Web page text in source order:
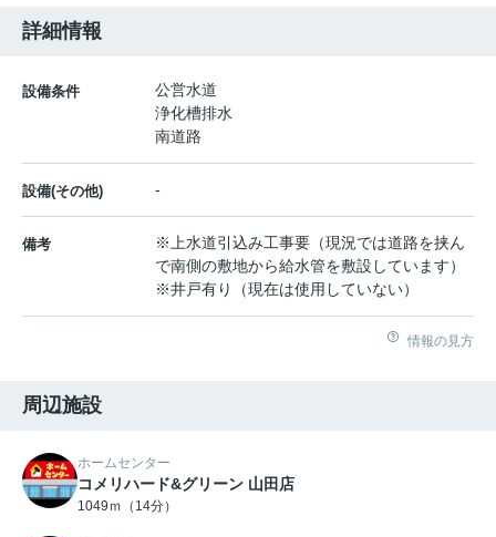
詳細情報
設備条件
公営水道
浄化槽排水
南道路
設備(その他) -
備考
※上水道引込み工事要（現況では道路を挟ん
で南側の敷地から給水管を敷設しています）
※井戸有り（現在は使用していない）
情報の見方
周辺施設
ホームセンター
コメリハード&グリーン 山田店
1049ｍ（14分）